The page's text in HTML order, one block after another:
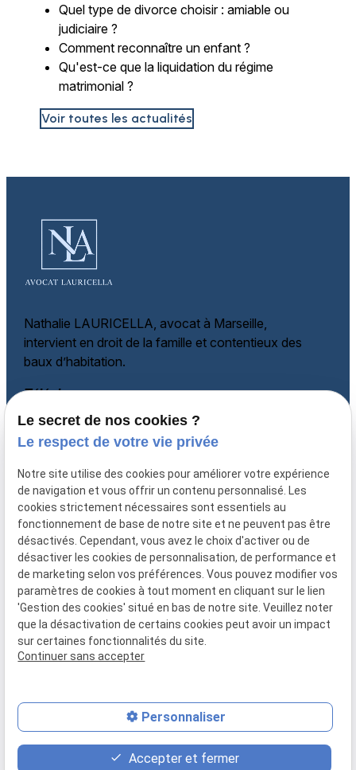
Quel type de divorce choisir : amiable ou
judiciaire ?
Comment reconnaître un enfant ?
Qu'est-ce que la liquidation du régime
matrimonial ?
Voir toutes les actualités
Nathalie LAURICELLA, avocat à Marseille,
intervient en droit de la famille et contentieux des
baux d’habitation.
Téléphone
06 60 87 60 97
Adresse
135 rue Paradis
13006 MARSEILLE
Horaires
Lundi - Vendredi
08:30-12:00, 14:00-18:00
Mentions légalesPolitique de confidentialité
contact_page event phone
Le secret de nos cookies ?
Le respect de votre vie privée
Notre site utilise des cookies pour améliorer votre expérience
de navigation et vous offrir un contenu personnalisé. Les
cookies strictement nécessaires sont essentiels au
fonctionnement de base de notre site et ne peuvent pas être
désactivés. Cependant, vous avez le choix d'activer ou de
désactiver les cookies de personnalisation, de performance et
de marketing selon vos préférences. Vous pouvez modifier vos
paramètres de cookies à tout moment en cliquant sur le lien
'Gestion des cookies' situé en bas de notre site. Veuillez noter
que la désactivation de certains cookies peut avoir un impact
sur certaines fonctionnalités du site.
Continuer sans accepter
Personnaliser
Accepter et fermer